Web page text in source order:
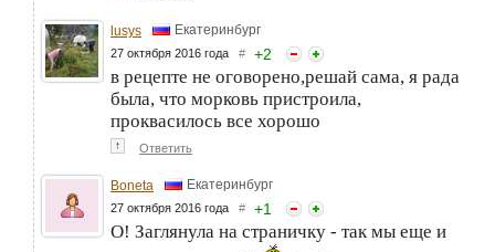
lusys Екатеринбург
27 октября 2016 года # +2
в рецепте не оговорено,решай сама, я рада
была, что морковь пристроила,
проквасилось все хорошо
↑ Ответить
Boneta Екатеринбург
27 октября 2016 года # +1
О! Заглянула на страничку - так мы еще и